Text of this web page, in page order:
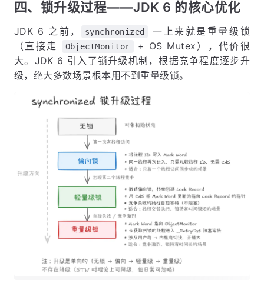
四、锁升级过程——JDK 6 的核心优化
JDK 6 之前， synchronized
一上来就是重量级锁
（直接走
ObjectMonitor
+ OS Mutex），代价很
大。JDK 6 引入了锁升级机制，根据竞争程度逐步升
级，绝大多数场景根本用不到重量级锁。